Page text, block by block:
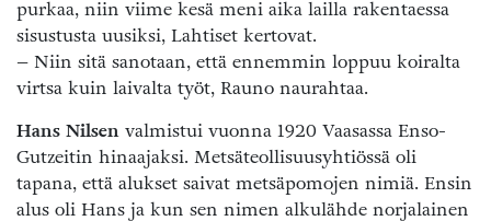
purkaa, niin viime kesä meni aika lailla rakentaessa
sisustusta uusiksi, Lahtiset kertovat.
– Niin sitä sanotaan, että ennemmin loppuu koiralta
virtsa kuin laivalta työt, Rauno naurahtaa.
Hans Nilsen valmistui vuonna 1920 Vaasassa Enso-
Gutzeitin hinaajaksi. Metsäteollisuusyhtiössä oli
tapana, että alukset saivat metsäpomojen nimiä. Ensin
alus oli Hans ja kun sen nimen alkulähde norjalainen